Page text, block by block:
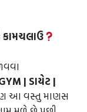
કામચલાઉ
| ડાયેટ |
આ વસ્તુ માણસ